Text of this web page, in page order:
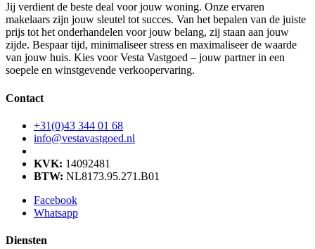
Jij verdient de beste deal voor jouw woning. Onze ervaren
makelaars zijn jouw sleutel tot succes. Van het bepalen van de juiste
prijs tot het onderhandelen voor jouw belang, zij staan aan jouw
zijde. Bespaar tijd, minimaliseer stress en maximaliseer de waarde
van jouw huis. Kies voor Vesta Vastgoed – jouw partner in een
soepele en winstgevende verkoopervaring.
Contact
+31(0)43 344 01 68
info@vestavastgoed.nl
KVK: 14092481
BTW: NL8173.95.271.B01
Facebook
Whatsapp
Diensten